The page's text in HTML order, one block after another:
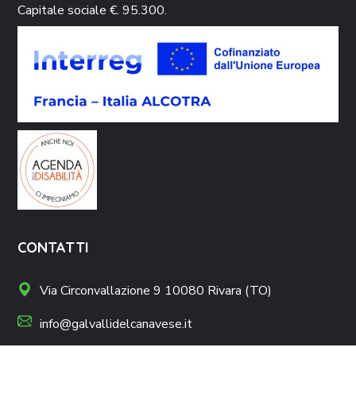
Capitale sociale €. 95.300.
CONTATTI
Via Circonvallazione 9 10080 Rivara (TO)
info@galvallidelcanavese.it